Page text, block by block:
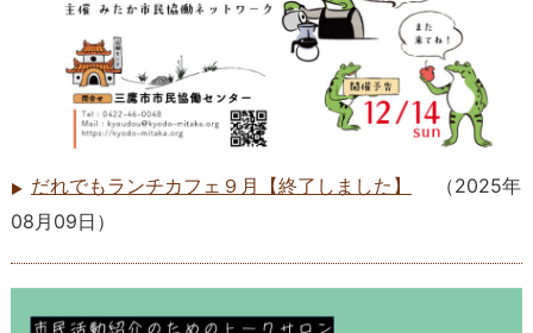
だれでもランチカフェ９月【終了しました】 （2025年
08月09日 ）